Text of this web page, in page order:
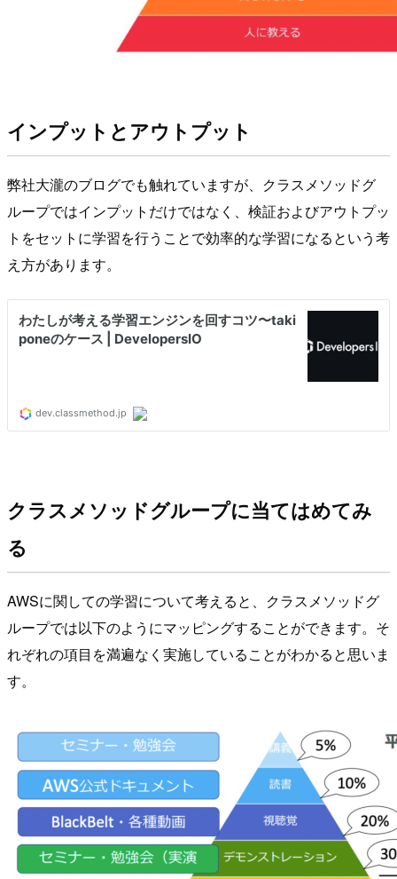
インプットとアウトプット
弊社大瀧のブログでも触れていますが、クラスメソッドグ
ループではインプットだけではなく、検証およびアウトプッ
トをセットに学習を行うことで効率的な学習になるという考
え方があります。
クラスメソッドグループに当てはめてみ
る
AWSに関しての学習について考えると、クラスメソッドグ
ループでは以下のようにマッピングすることができます。そ
れぞれの項目を満遍なく実施していることがわかると思いま
す。